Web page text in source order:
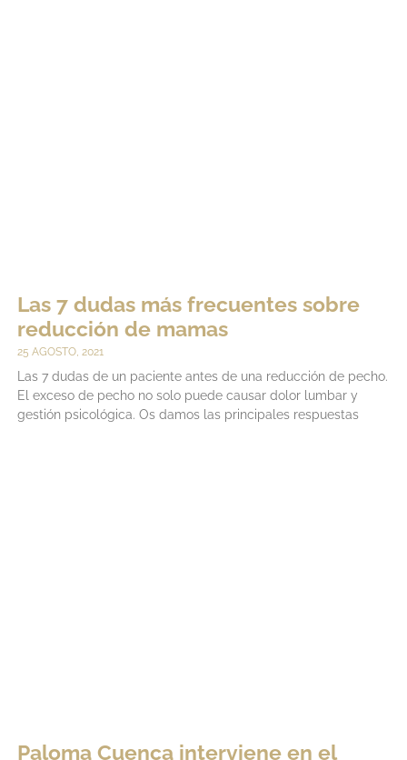
Las 7 dudas más frecuentes sobre
reducción de mamas
25 AGOSTO, 2021
Las 7 dudas de un paciente antes de una reducción de pecho.
El exceso de pecho no solo puede causar dolor lumbar y
gestión psicológica. Os damos las principales respuestas
Paloma Cuenca interviene en el